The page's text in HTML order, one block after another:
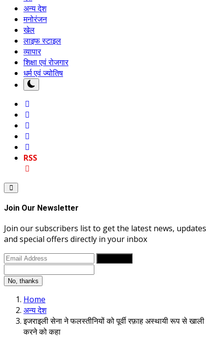
अन्य देश
मनोरंजन
खेल
लाइफ स्टाइल
व्यापार
शिक्षा एवं रोजगार
धर्म एवं ज्योतिष
RSS
Join Our Newsletter
Join our subscribers list to get the latest news, updates
and special offers directly in your inbox
No, thanks
Home
अन्य देश
इजराइली सेना ने फलस्तीनियों को पूर्वी रफ़ाह अस्थायी रूप से खाली
करने को कहा